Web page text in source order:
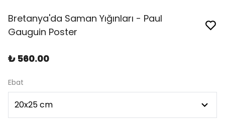
Bretanya'da Saman Yığınları - Paul
Gauguin Poster
₺ 560.00
Ebat